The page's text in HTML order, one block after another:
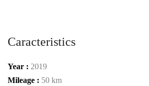
Caracteristics
Year : 2019
Mileage : 50 km